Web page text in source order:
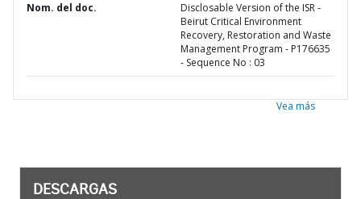
Nom. del doc.
Disclosable Version of the ISR -
Beirut Critical Environment
Recovery, Restoration and Waste
Management Program - P176635
- Sequence No : 03
Vea más
DESCARGAS